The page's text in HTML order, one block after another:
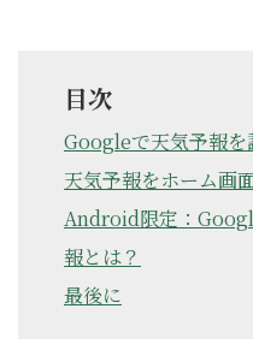
目次
Googleで天気予報を
天気予報をホーム画
Android限定：
報とは？
最後に